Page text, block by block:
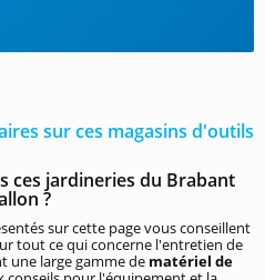
sur ces magasins d'outils
ces jardineries du Brabant
?
sur cette page vous conseillent
tout ce qui concerne l'entretien de
une large gamme de matériel de